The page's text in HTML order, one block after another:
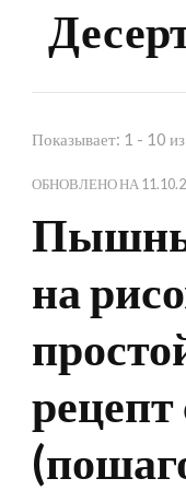
Показывает: 1 - 10
ОБНОВЛЕНО НА
на
рецепт